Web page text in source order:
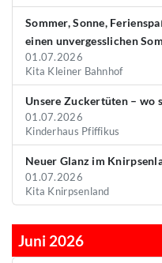
Sommer, Sonne,
einen unvergesslichen
01.07.2026
Kita Kleiner Bahnhof
Unsere Zuckertüten – wo
01.07.2026
Kinderhaus Pfiffikus
Neuer Glanz im
01.07.2026
Kita Knirpsenland
Juni 2026